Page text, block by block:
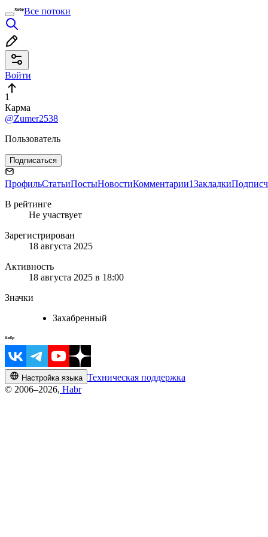
Все потоки
Войти
1
Карма
@Zumer2538
Пользователь
Подписаться
ПрофильСтатьиПостыНовостиКомментарии1Закладки
В рейтинге
Не участвует
Зарегистрирован
18 августа 2025
Активность
18 августа 2025 в 18:00
Значки
Захабренный
Настройка языка Техническая поддержка
© 2006–2026, Habr